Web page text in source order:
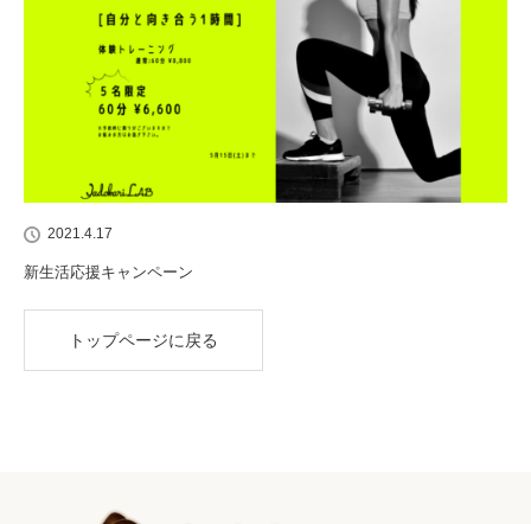
2021.4.17
新生活応援キャンペーン
トップページに戻る